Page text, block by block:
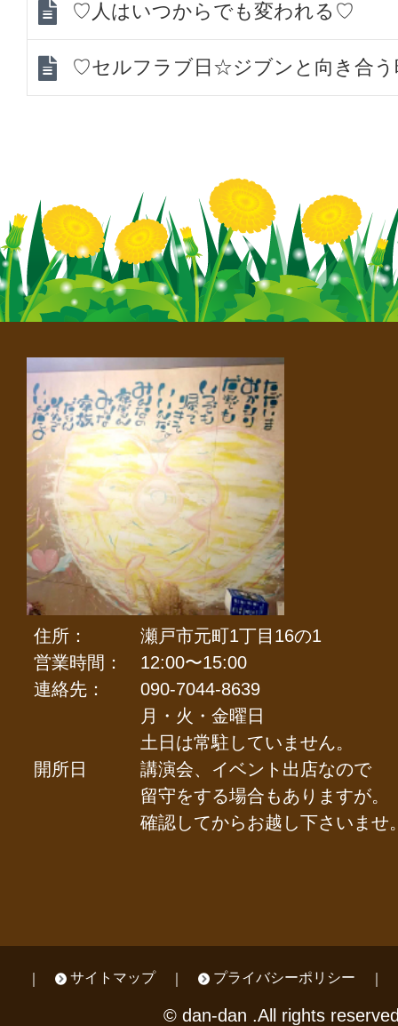
♡人はいつからでも変われる♡
♡セルフラブ日☆ジブンと向き合
住所：
瀬戸市元町1丁目16の1
営業時間：
12:00〜15:00
連絡先：
090-7044-8639
開所日
月・火・金曜日
土日は常駐していません。
講演会、イベント出店なので
留守をする場合もありますが。
確認してからお越し下さいませ
サイトマップ プライバシーポリシー
© dan-dan .All rights